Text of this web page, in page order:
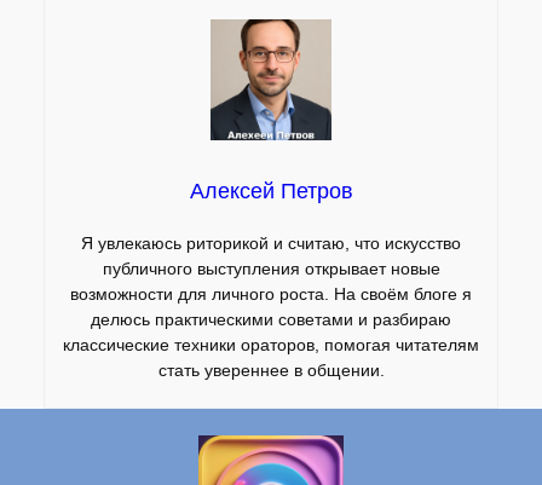
Алексей Петров
Я увлекаюсь риторикой и считаю, что искусство
публичного выступления открывает новые
возможности для личного роста. На своём блоге я
делюсь практическими советами и разбираю
классические техники ораторов, помогая читателям
стать увереннее в общении.